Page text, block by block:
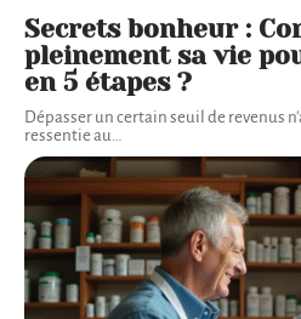
Secrets bonheur :
pleinement sa vie
en 5 étapes ?
Dépasser un certain seuil de revenus
ressentie au…